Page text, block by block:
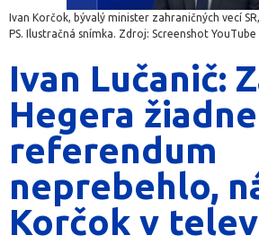
Ivan Korčok, bývalý minister zahraničných vecí
PS. Ilustračná snímka. Zdroj: Screenshot YouTube
Ivan Lučanič:
Hegera žiadne
referendum
neprebehlo,
Korčok v